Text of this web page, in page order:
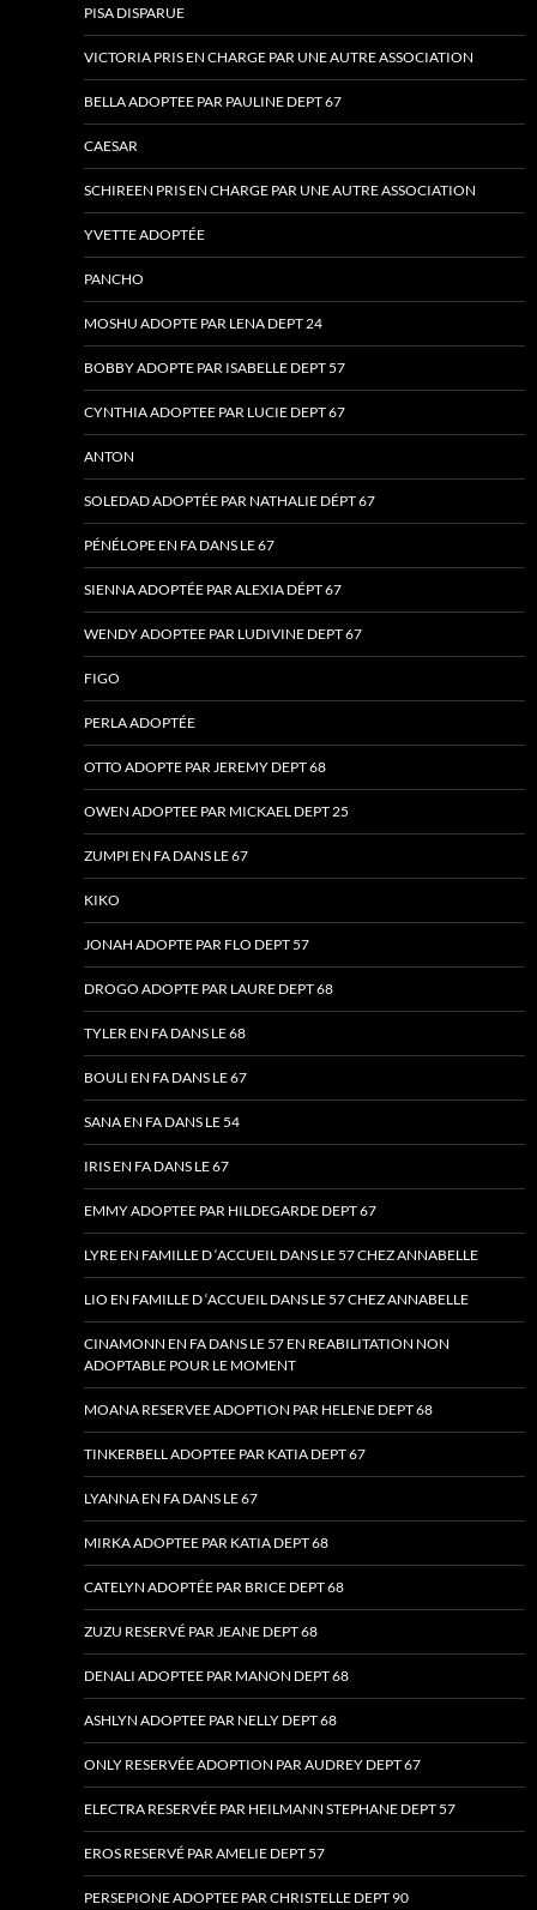
PISA DISPARUE
VICTORIA PRIS EN CHARGE PAR UNE AUTRE ASSOCIATION
BELLA ADOPTEE PAR PAULINE DEPT 67
CAESAR
SCHIREEN PRIS EN CHARGE PAR UNE AUTRE ASSOCIATION
YVETTE ADOPTÉE
PANCHO
MOSHU ADOPTE PAR LENA DEPT 24
BOBBY ADOPTE PAR ISABELLE DEPT 57
CYNTHIA ADOPTEE PAR LUCIE DEPT 67
ANTON
SOLEDAD ADOPTÉE PAR NATHALIE DÉPT 67
PÉNÉLOPE EN FA DANS LE 67
SIENNA ADOPTÉE PAR ALEXIA DÉPT 67
WENDY ADOPTEE PAR LUDIVINE DEPT 67
FIGO
PERLA ADOPTÉE
OTTO ADOPTE PAR JEREMY DEPT 68
OWEN ADOPTEE PAR MICKAEL DEPT 25
ZUMPI EN FA DANS LE 67
KIKO
JONAH ADOPTE PAR FLO DEPT 57
DROGO ADOPTE PAR LAURE DEPT 68
TYLER EN FA DANS LE 68
BOULI EN FA DANS LE 67
SANA EN FA DANS LE 54
IRIS EN FA DANS LE 67
EMMY ADOPTEE PAR HILDEGARDE DEPT 67
LYRE EN FAMILLE D ‘ACCUEIL DANS LE 57 CHEZ ANNABELLE
LIO EN FAMILLE D ‘ACCUEIL DANS LE 57 CHEZ ANNABELLE
CINAMONN EN FA DANS LE 57 EN REABILITATION NON
ADOPTABLE POUR LE MOMENT
MOANA RESERVEE ADOPTION PAR HELENE DEPT 68
TINKERBELL ADOPTEE PAR KATIA DEPT 67
LYANNA EN FA DANS LE 67
MIRKA ADOPTEE PAR KATIA DEPT 68
CATELYN ADOPTÉE PAR BRICE DEPT 68
ZUZU RESERVÉ PAR JEANE DEPT 68
DENALI ADOPTEE PAR MANON DEPT 68
ASHLYN ADOPTEE PAR NELLY DEPT 68
ONLY RESERVÉE ADOPTION PAR AUDREY DEPT 67
ELECTRA RESERVÉE PAR HEILMANN STEPHANE DEPT 57
EROS RESERVÉ PAR AMELIE DEPT 57
PERSEPIONE ADOPTEE PAR CHRISTELLE DEPT 90